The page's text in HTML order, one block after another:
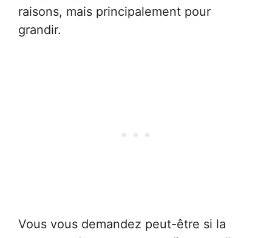
raisons, mais principalement pour
grandir.
Vous vous demandez peut-être si la